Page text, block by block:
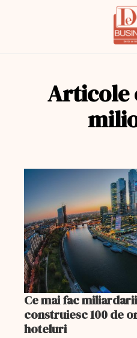
Articole
Ce mai fac
construiesc 100 de
hoteluri